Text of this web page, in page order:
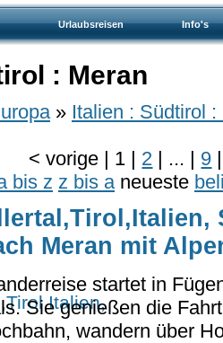
Urlaubsreisen Info's
: Meran
» Italien : Südtirol :
<vorige | 1 | 2 | ... | 9 |
bis z z bis a neueste
Meran mit
startet in
Sie genießen die
wandern über